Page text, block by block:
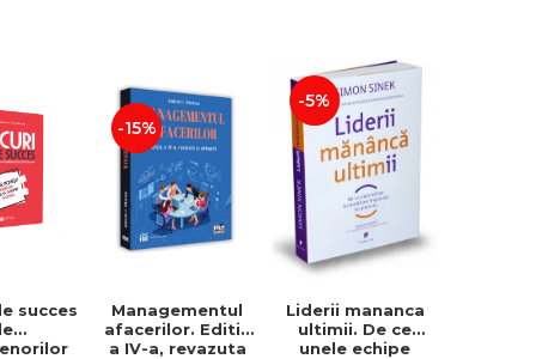
succes
-15%
Managementul
afacerilor. Editia
a IV-a, revazuta
-5%
Liderii mananca
ultimii. De ce
unele echipe